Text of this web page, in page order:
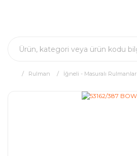
Rulman İğneli - Masuralı Rulmanlar